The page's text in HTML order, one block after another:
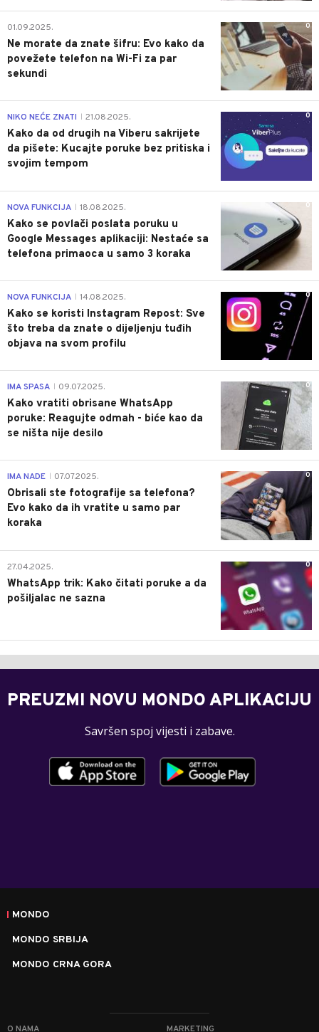
0
01.09.2025.
Ne morate da znate šifru: Evo kako da
povežete telefon na Wi-Fi za par
sekundi
0
NIKO NEĆE ZNATI 21.08.2025.
Kako da od drugih na Viberu sakrijete
da pišete: Kucajte poruke bez pritiska i
svojim tempom
0
NOVA FUNKCIJA 18.08.2025.
Kako se povlači poslata poruku u
Google Messages aplikaciji: Nestaće sa
telefona primaoca u samo 3 koraka
0
NOVA FUNKCIJA 14.08.2025.
Kako se koristi Instagram Repost: Sve
što treba da znate o dijeljenju tuđih
objava na svom profilu
0
IMA SPASA 09.07.2025.
Kako vratiti obrisane WhatsApp
poruke: Reagujte odmah - biće kao da
se ništa nije desilo
0
IMA NADE 07.07.2025.
Obrisali ste fotografije sa telefona?
Evo kako da ih vratite u samo par
koraka
0
27.04.2025.
WhatsApp trik: Kako čitati poruke a da
pošiljalac ne sazna
PREUZMI NOVU MONDO APLIKACIJU
Savršen spoj vijesti i zabave.
MONDO
MONDO SRBIJA
MONDO CRNA GORA
O NAMA MARKETING